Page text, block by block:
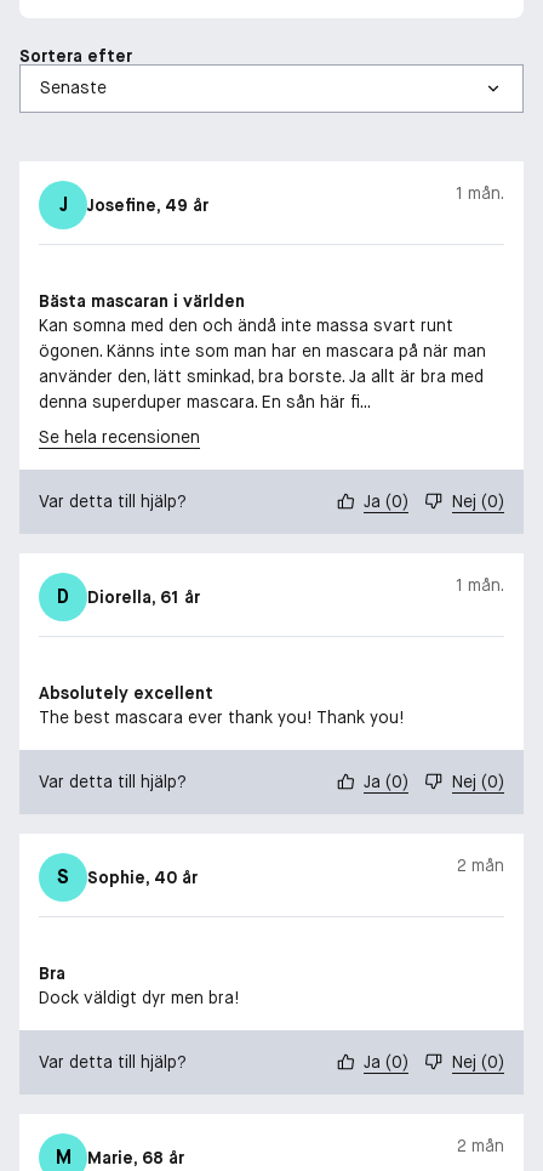
Sortera efter
J Josefine, 49 år
1 mån.
Bästa mascaran i världen
Kan somna med den och ändå inte massa svart runt
ögonen. Känns inte som man har en mascara på när man
använder den, lätt sminkad, bra borste. Ja allt är bra med
denna superduper mascara. En sån här fi...
Se hela recensionen
Var detta till hjälp? Ja (0) Nej (0)
D Diorella, 61 år
1 mån.
Absolutely excellent
The best mascara ever thank you! Thank you!
Var detta till hjälp? Ja (0) Nej (0)
S Sophie, 40 år
2 mån
Bra
Dock väldigt dyr men bra!
Var detta till hjälp? Ja (0) Nej (0)
M Marie, 68 år
2 mån